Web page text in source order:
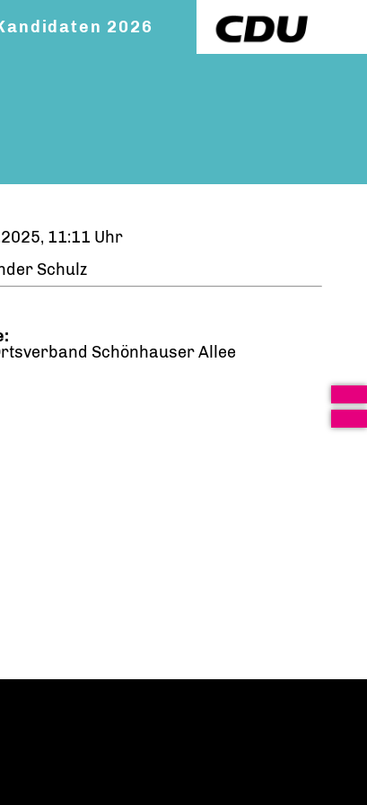
2026
11:11 Uhr
Schulz
Schönhauser Allee